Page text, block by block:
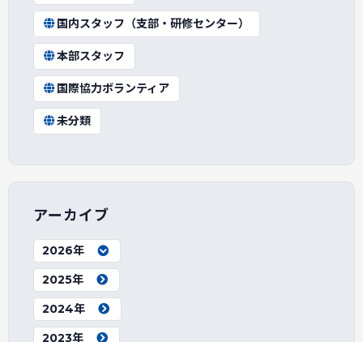
国内スタッフ（支部・研修センター）
本部スタッフ
国際協力ボランティア
未分類
アーカイブ
2026年
2025年
2024年
2023年